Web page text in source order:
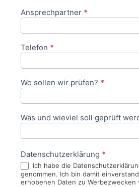
Ansprechpartner *
Telefon *
Wo sollen wir prüfen? *
Was und wieviel soll geprüft
Datenschutzerklärung *
Ich habe die
genommen. Ich bin damit
erhobenen Daten zu